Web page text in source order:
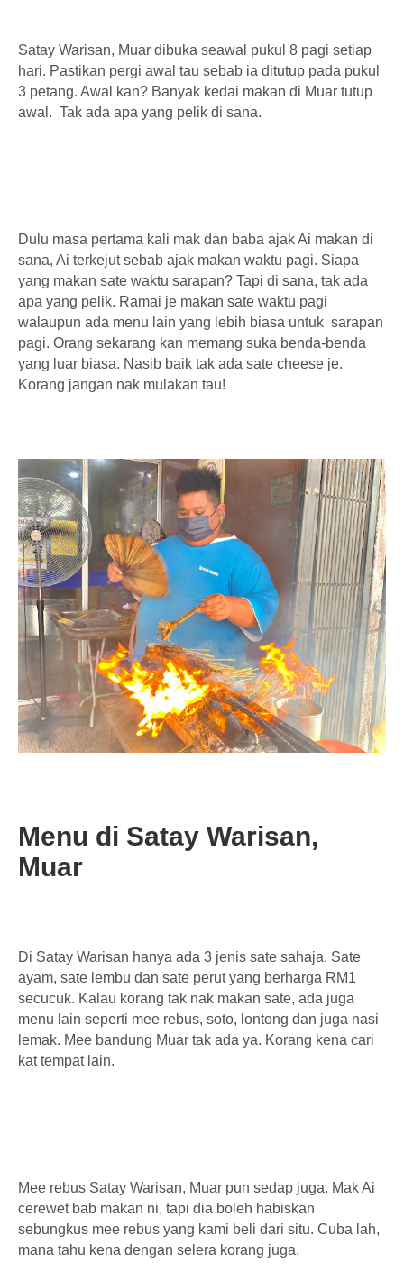
Satay Warisan, Muar dibuka seawal pukul 8 pagi setiap
hari. Pastikan pergi awal tau sebab ia ditutup pada pukul
3 petang. Awal kan? Banyak kedai makan di Muar tutup
awal. Tak ada apa yang pelik di sana.
Dulu masa pertama kali mak dan baba ajak Ai makan di
sana, Ai terkejut sebab ajak makan waktu pagi. Siapa
yang makan sate waktu sarapan? Tapi di sana, tak ada
apa yang pelik. Ramai je makan sate waktu pagi
walaupun ada menu lain yang lebih biasa untuk sarapan
pagi. Orang sekarang kan memang suka benda-benda
yang luar biasa. Nasib baik tak ada sate cheese je.
Korang jangan nak mulakan tau!
Menu di Satay Warisan,
Muar
Di Satay Warisan hanya ada 3 jenis sate sahaja. Sate
ayam, sate lembu dan sate perut yang berharga RM1
secucuk. Kalau korang tak nak makan sate, ada juga
menu lain seperti mee rebus, soto, lontong dan juga nasi
lemak. Mee bandung Muar tak ada ya. Korang kena cari
kat tempat lain.
Mee rebus Satay Warisan, Muar pun sedap juga. Mak Ai
cerewet bab makan ni, tapi dia boleh habiskan
sebungkus mee rebus yang kami beli dari situ. Cuba lah,
mana tahu kena dengan selera korang juga.